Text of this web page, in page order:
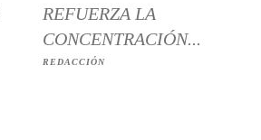
REFUERZA LA
CONCENTRACIÓN...
REDACCIÓN